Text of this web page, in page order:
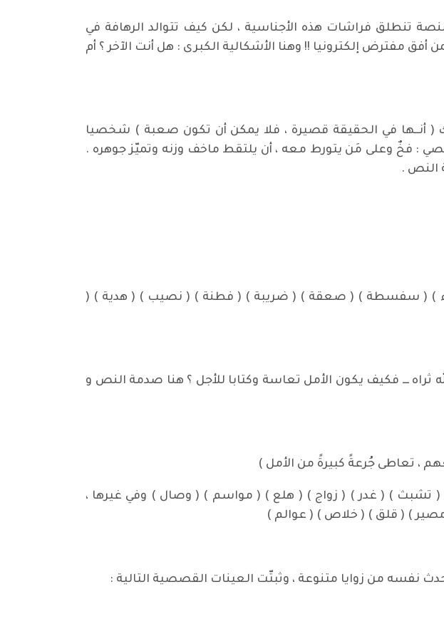
تنطلق فراشات هذه الأجناسية ، لكن كيف تتوالد الرهافة في
مفترض إلكترونيا !! وهنا الأشكالية الكبرى : هل أنت الآخر ؟ أم
( أنــها في الحقيقة قصيرة ، فلا يمكن أن تكون صعبة ) شخصيا
فخٌ وعلى مَن يتورط معه ، أن يلتقط ماخف وزنه وتميّز جوهره .
النص .
ذكاء ) ( سفسطة ) ( صعقة ) ( ضريبة ) ( فطنة ) ( نصيب ) ( هدية ) (
ـــ فكيف يكون الأمل تعاسة وكتابا للأجل ؟ هنا صدمة النص و
، تعاطى جُرعةً كبيرةً من الأمل )
( تشبث ) ( غدر ) ( زواج ) ( هلع ) ( مواسم ) ( وصال ) وفي غيرها ،
) ( قلق ) ( خلاص ) ( عوالم )
نفسه من زوايا متنوعة ، وثبتّت العينات القصصية التالية :